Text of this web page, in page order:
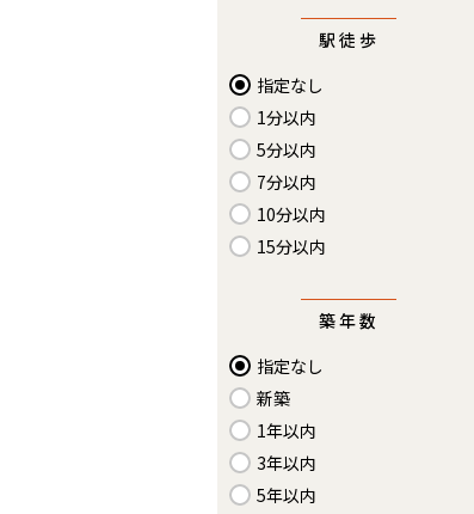
駅徒歩
指定なし
1分以内
5分以内
7分以内
10分以内
15分以内
築年数
指定なし
新築
1年以内
3年以内
5年以内